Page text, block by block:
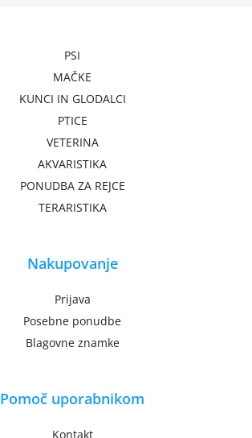
PSI
MAČKE
KUNCI IN GLODALCI
PTICE
VETERINA
AKVARISTIKA
PONUDBA ZA REJCE
TERARISTIKA
Nakupovanje
Prijava
Posebne ponudbe
Blagovne znamke
Pomoč uporabnikom
Kontakt